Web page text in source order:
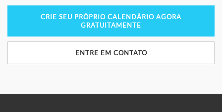
CRIE SEU PRÓPRIO CALENDÁRIO AGORA
GRATUITAMENTE
ENTRE EM CONTATO